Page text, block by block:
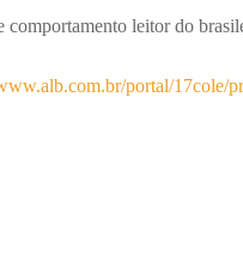
comportamento leitor do
portal/17cole/